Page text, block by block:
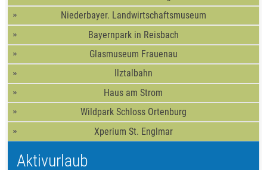
Niederbayer. Landwirtschaftsmuseum
Bayernpark in Reisbach
Glasmuseum Frauenau
Ilztalbahn
Haus am Strom
Wildpark Schloss Ortenburg
Xperium St. Englmar
Aktivurlaub